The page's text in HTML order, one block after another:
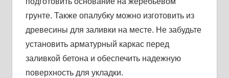
грунте. Также опалубку можно изготовить из
древесины для заливки на месте. Не забудьте
установить арматурный каркас перед
заливкой бетона и обеспечить надежную
поверхность для укладки.